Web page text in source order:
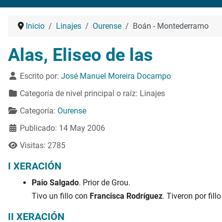
Inicio Linajes Ourense Boán - Montederramo
Alas, Eliseo de las
Detalles
Escrito por: José Manuel Moreira Docampo
Categoría de nivel principal o raíz: Linajes
Categoría: Ourense
Publicado: 14 May 2006
Visitas: 2785
I XERACIÓN
Paio Salgado. Prior de Grou.
Tivo un fillo con Francisca Rodríguez. Tiveron por
II XERACIÓN